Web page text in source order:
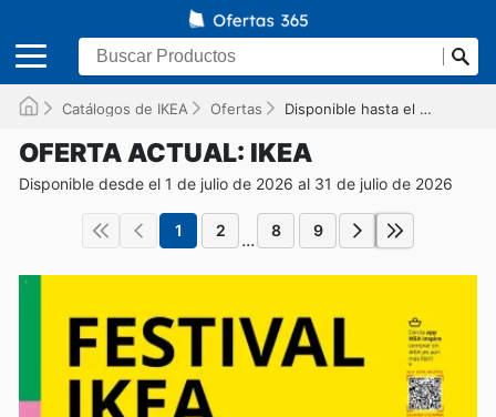
Catálogos de IKEA Ofertas Disponible hasta el 31/07/2026
OFERTA ACTUAL: IKEA
Disponible desde el 1 de julio de 2026 al 31 de julio de 2026
1 2 ... 8 9